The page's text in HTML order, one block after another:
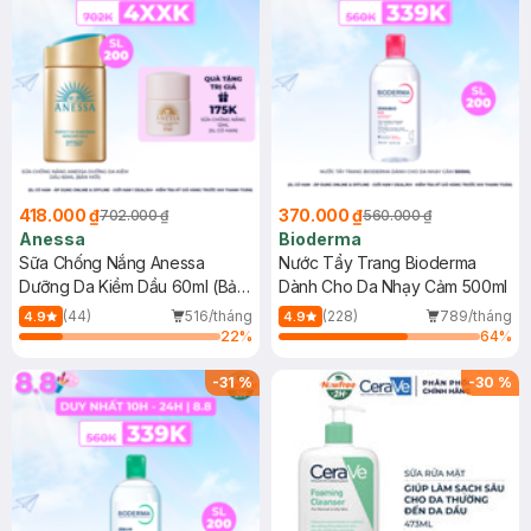
418.000 ₫702.000 ₫
Anessa
Sữa Chống Nắng Anessa
Dưỡng Da Kiềm Dầu 60ml (Bản
Mới)
4.9 (44)
516/tháng
22%
370.000 ₫560.000 ₫
Bioderma
Nước Tẩy Trang Bioderma
Dành Cho Da Nhạy Cảm 500ml
4.9 (228)
789/tháng
64%
-31% -30 %